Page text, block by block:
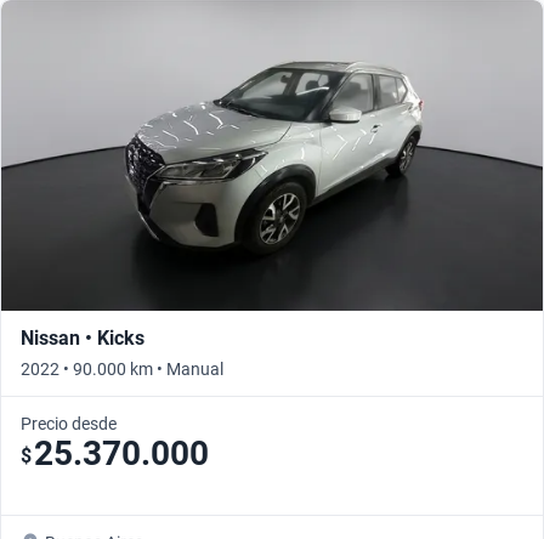
Nissan • Kicks
2022 • 90.000 km • Manual
Precio desde
$25.370.000